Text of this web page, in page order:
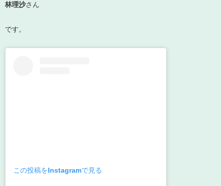
林理沙さん
です。
この投稿をInstagramで見る